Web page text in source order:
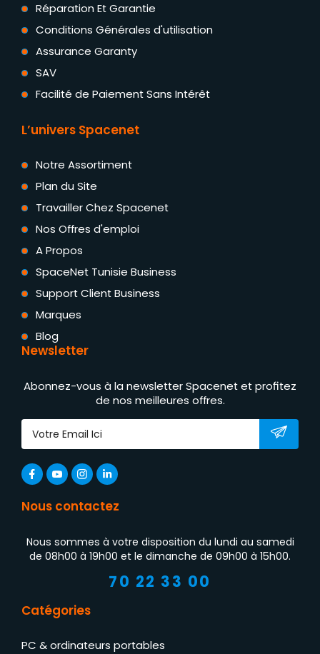
Réparation Et Garantie
Conditions Générales d'utilisation
Assurance Garanty
SAV
Facilité de Paiement Sans Intérêt
L’univers Spacenet
Notre Assortiment
Plan du Site
Travailler Chez Spacenet
Nos Offres d'emploi
A Propos
SpaceNet Tunisie Business
Support Client Business
Marques
Blog
Newsletter
Abonnez-vous à la newsletter Spacenet et profitez
de nos meilleures offres.
Nous contactez
Nous sommes à votre disposition du lundi au samedi
de 08h00 à 19h00 et le dimanche de 09h00 à 15h00.
70 22 33 00
Catégories
PC & ordinateurs portables